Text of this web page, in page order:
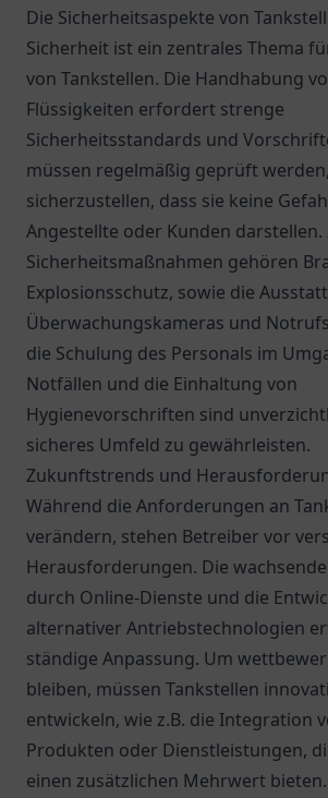
Die Sicherheitsaspekte von
Sicherheit ist ein zentrales Thema
von Tankstellen. Die Handhabung
Flüssigkeiten erfordert strenge
Sicherheitsstandards und
müssen regelmäßig geprüft
sicherzustellen, dass sie keine
Angestellte oder Kunden darstellen.
Sicherheitsmaßnahmen gehören
Explosionsschutz, sowie die
Überwachungskameras und
die Schulung des Personals im
Notfällen und die Einhaltung von
Hygienevorschriften sind
sicheres Umfeld zu gewährleisten.
Zukunftstrends und
Während die Anforderungen an
verändern, stehen Betreiber vor
Herausforderungen. Die
durch Online-Dienste und die
alternativer Antriebstechnologien
ständige Anpassung. Um
bleiben, müssen Tankstellen
entwickeln, wie z.B. die Integration
Produkten oder Dienstleistungen,
einen zusätzlichen Mehrwert